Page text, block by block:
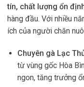
tín, chất lượng ổn
hàng đầu. Với nhiều
ích của người chăn
Chuyên gà Lạc
từ vùng gốc Hòa
ngon, tăng trưởng